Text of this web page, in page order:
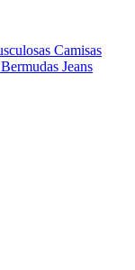
Camisas
Bermudas Jeans